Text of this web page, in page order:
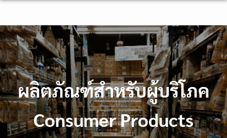
content
ผลิตภัณฑ์สำหรับผู้บริโภค
Consumer Products